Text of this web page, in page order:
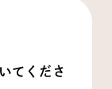
てくださ